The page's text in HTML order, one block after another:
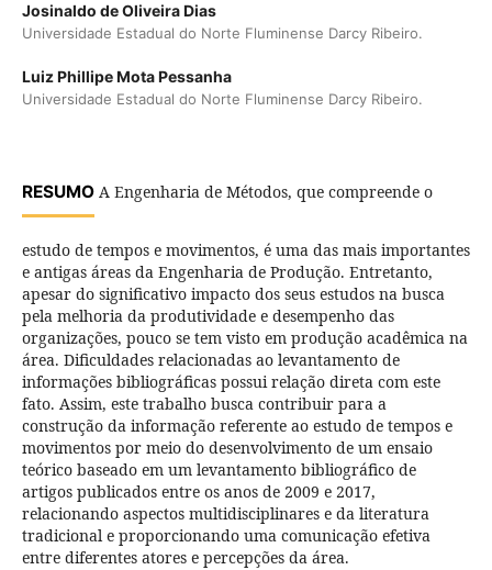
Josinaldo de Oliveira Dias
Universidade Estadual do Norte Fluminense Darcy Ribeiro.
Luiz Phillipe Mota Pessanha
Universidade Estadual do Norte Fluminense Darcy Ribeiro.
RESUMOA Engenharia de Métodos, que compreende o
estudo de tempos e movimentos, é uma das mais importantes
e antigas áreas da Engenharia de Produção. Entretanto,
apesar do significativo impacto dos seus estudos na busca
pela melhoria da produtividade e desempenho das
organizações, pouco se tem visto em produção acadêmica na
área. Dificuldades relacionadas ao levantamento de
informações bibliográficas possui relação direta com este
fato. Assim, este trabalho busca contribuir para a
construção da informação referente ao estudo de tempos e
movimentos por meio do desenvolvimento de um ensaio
teórico baseado em um levantamento bibliográfico de
artigos publicados entre os anos de 2009 e 2017,
relacionando aspectos multidisciplinares e da literatura
tradicional e proporcionando uma comunicação efetiva
entre diferentes atores e percepções da área.